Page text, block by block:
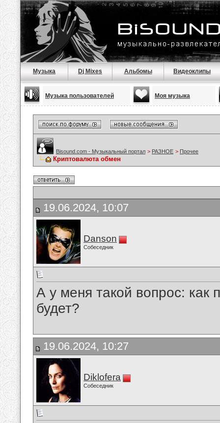
Музыка Dj Mixes Альбомы Видеоклипы
Музыка пользователей Моя музыка
Bisound.com - Музыкальный портал > РАЗНОЕ > Прочее
Криптовалюта обмен
19.06.2024, 10:07
Danson
Собеседник
А у меня такой вопрос: как
будет?
19.06.2024, 10:27
Diklofera
Собеседник